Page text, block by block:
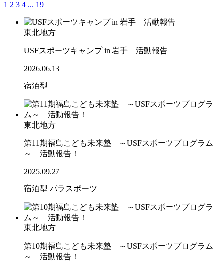
1 2 3 4 ... 19
東北地方
USFスポーツキャンプ in 岩手 活動報告
2026.06.13
宿泊型
東北地方
第11期福島こども未来塾 ～USFスポーツプログラム
～ 活動報告！
2025.09.27
宿泊型 パラスポーツ
東北地方
第10期福島こども未来塾 ～USFスポーツプログラム
～ 活動報告！